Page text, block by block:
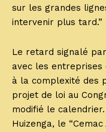
sur les grandes
intervenir plus tard.”
Le retard signalé
avec les entreprises
à la complexité des
projet de loi au
modifié le
Huizenga, le